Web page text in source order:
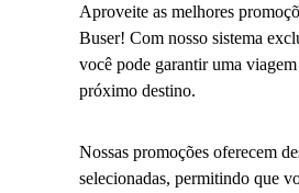
Aproveite as melhores
Buser! Com nosso sistema
você pode garantir uma
próximo destino.
Nossas promoções oferecem
selecionadas, permitindo que